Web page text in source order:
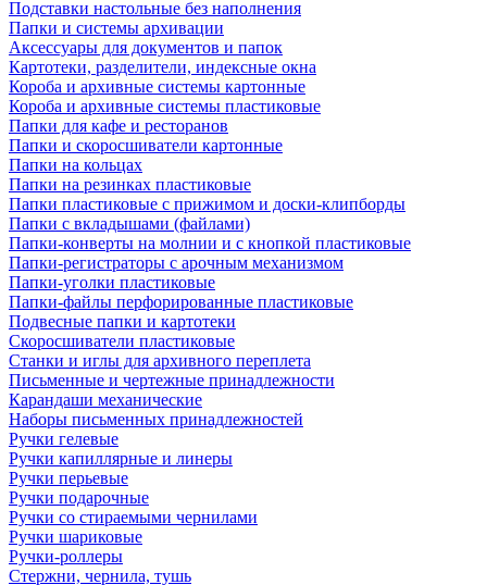
Подставки настольные без наполнения
Папки и системы архивации
Аксессуары для документов и папок
Картотеки, разделители, индексные окна
Короба и архивные системы картонные
Короба и архивные системы пластиковые
Папки для кафе и ресторанов
Папки и скоросшиватели картонные
Папки на кольцах
Папки на резинках пластиковые
Папки пластиковые с прижимом и доски-клипборды
Папки с вкладышами (файлами)
Папки-конверты на молнии и с кнопкой пластиковые
Папки-регистраторы с арочным механизмом
Папки-уголки пластиковые
Папки-файлы перфорированные пластиковые
Подвесные папки и картотеки
Скоросшиватели пластиковые
Станки и иглы для архивного переплета
Письменные и чертежные принадлежности
Карандаши механические
Наборы письменных принадлежностей
Ручки гелевые
Ручки капиллярные и линеры
Ручки перьевые
Ручки подарочные
Ручки со стираемыми чернилами
Ручки шариковые
Ручки-роллеры
Стержни, чернила, тушь